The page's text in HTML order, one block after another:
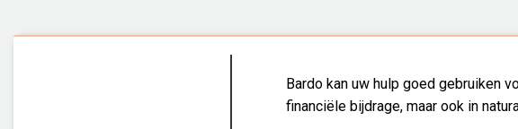
Bardo kan uw hulp goed gebruiken
financiële bijdrage, maar ook in